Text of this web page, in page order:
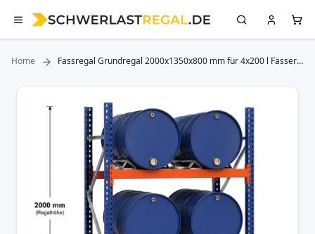
Home
Fassregal Grundregal 2000x1350x800 mm für 4x200 l Fässer
Zum